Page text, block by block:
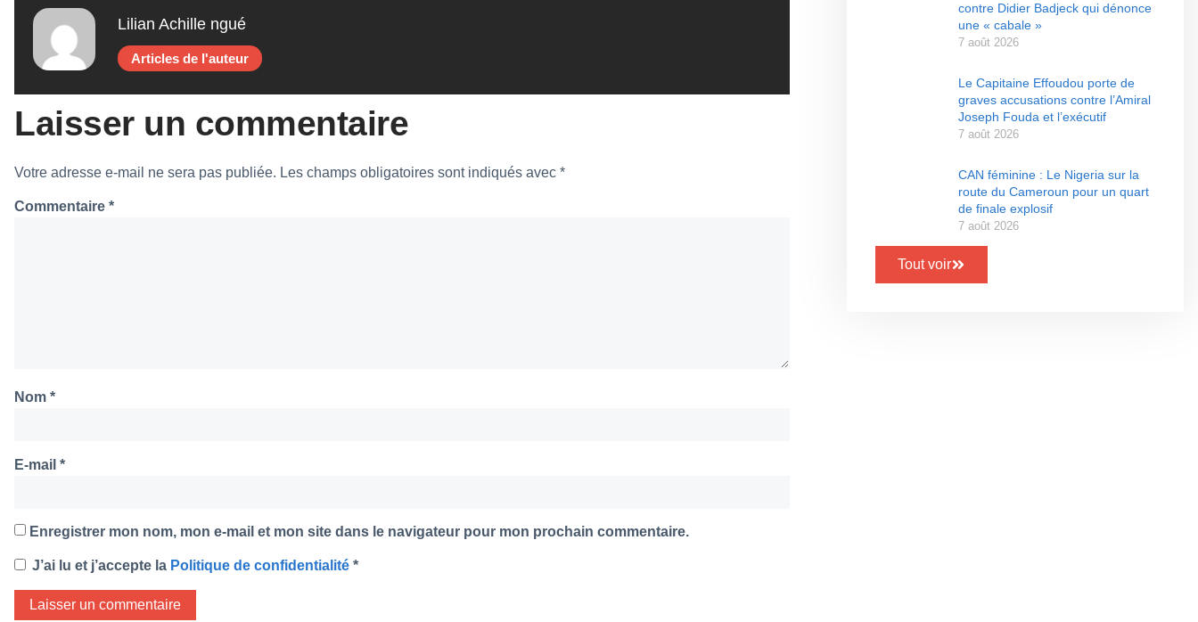
Lilian Achille ngué
Articles de l'auteur
Laisser un commentaire
Votre adresse e-mail ne sera pas publiée. Les champs obligatoires sont indiqués avec *
Commentaire *
Nom *
E-mail *
Enregistrer mon nom, mon e-mail et mon site dans le navigateur pour mon prochain commentaire.
J’ai lu et j’accepte la Politique de confidentialité *
contre Didier Badjeck qui dénonce
une « cabale »
7 août 2026
Le Capitaine Effoudou porte de
graves accusations contre l’Amiral
Joseph Fouda et l’exécutif
7 août 2026
CAN féminine : Le Nigeria sur la
route du Cameroun pour un quart
de finale explosif
7 août 2026
Tout voir